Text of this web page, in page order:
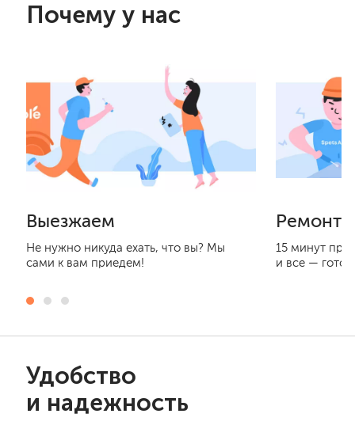
Почему у нас
Выезжаем
Не нужно никуда ехать, что вы? Мы
сами к вам приедем!
15 минут
и все —
Удобство
и надежность